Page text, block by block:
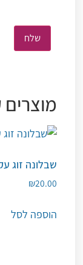
שבלונה זוג
₪20.00
הוספה לסל